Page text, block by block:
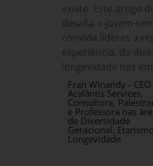
existe. Este artigo
desafia o jovem-
convida líderes a
experiência, da
longevidade nas
Fran Winandy -
Acalântis Services,
Consultora,
e Professora nas
de Diversidade
Geracional,
Longevidade